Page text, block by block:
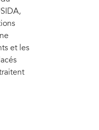
et les